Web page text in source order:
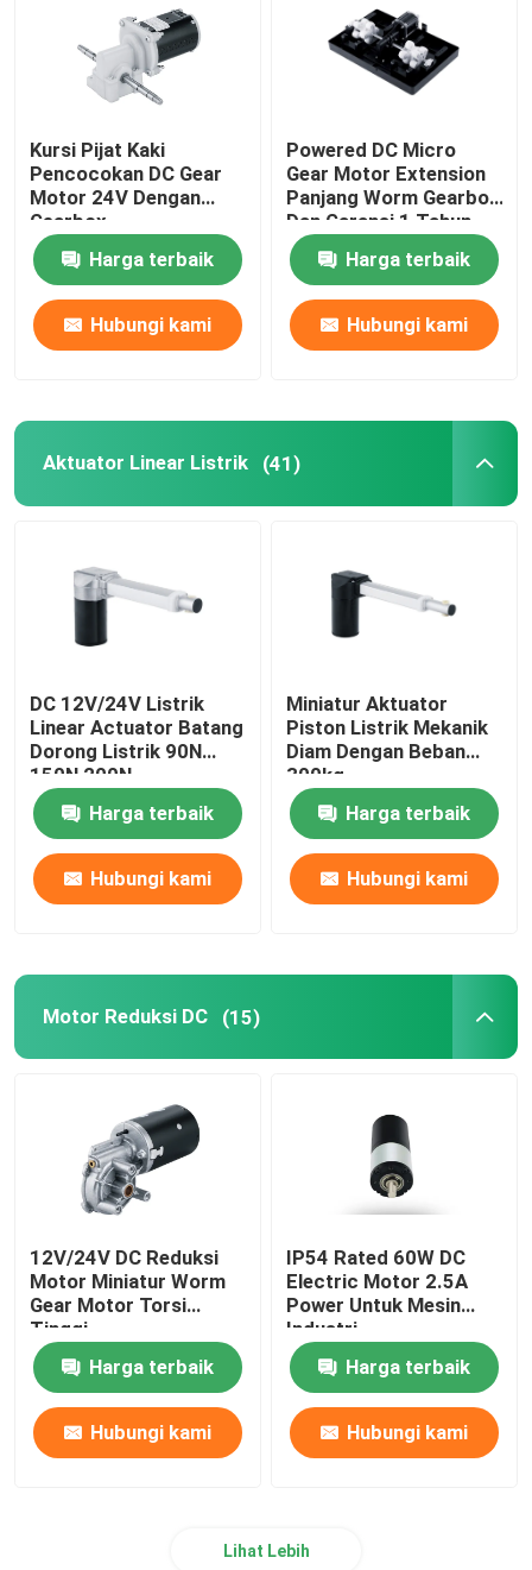
Motor DC Magnet
MOTOR GEAR DC
Aktuator Linear Listrik
Motor Reduksi DC
Motor Pengaduk
Pijat Leher Shiatsu
Pijat Panas Kaki
Mesin pijat mata pintar
Kursi pijat seluruh tubuh
Senjata pijat genggam
Kursi Pijat Kaki
Pencocokan DC Gear
Motor 24V Dengan
Gearbox
Harga terbaik
Hubungi kami
Powered DC Micro
Gear Motor Extension
Panjang Worm Gearbox
Dan Garansi 1 Tahun
Harga terbaik
Hubungi kami
Aktuator Linear Listrik (41)
DC 12V/24V Listrik
Linear Actuator Batang
Dorong Listrik 90N
150N 200N
Harga terbaik
Hubungi kami
Miniatur Aktuator
Piston Listrik Mekanik
Diam Dengan Beban
300kg
Harga terbaik
Hubungi kami
Motor Reduksi DC (15)
12V/24V DC Reduksi
Motor Miniatur Worm
Gear Motor Torsi
Tinggi
Harga terbaik
Hubungi kami
IP54 Rated 60W DC
Electric Motor 2.5A
Power Untuk Mesin
Industri
Harga terbaik
Hubungi kami
Lihat Lebih